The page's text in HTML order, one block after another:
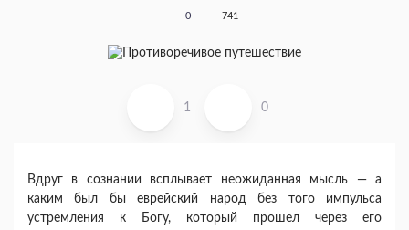
0 741
1 0
Вдруг в сознании всплывает неожиданная мысль — а
каким был бы еврейский народ без того импульса
устремления к Богу, который прошел че­рез его